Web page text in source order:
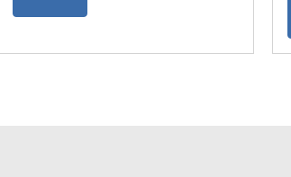
för både offentliga miljöer och lyxiga